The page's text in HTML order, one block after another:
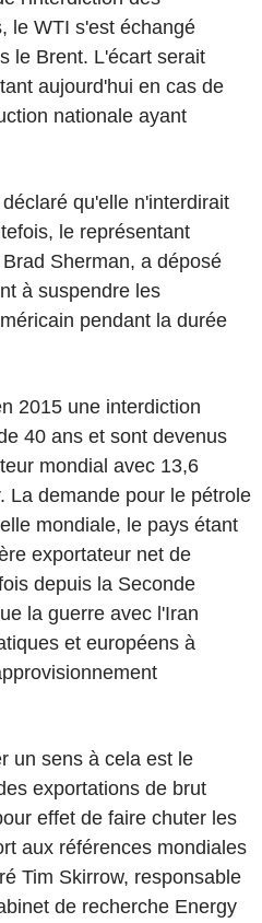
le WTI s'est échangé
le Brent. L'écart serait
aujourd'hui en cas de
nationale ayant
qu'elle n'interdirait
le représentant
Sherman, a déposé
à suspendre les
pendant la durée
2015 une interdiction
40 ans et sont devenus
mondial avec 13,6
La demande pour le pétrole
mondiale, le pays étant
exportateur net de
depuis la Seconde
la guerre avec l'Iran
et européens à
un sens à cela est le
exportations de brut
effet de faire chuter les
aux références mondiales
Tim Skirrow, responsable
de recherche Energy